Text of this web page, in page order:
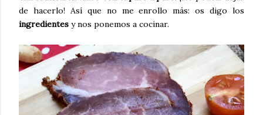
de hacerlo! Así que no me enrollo más: os digo los
ingredientes y nos ponemos a cocinar.